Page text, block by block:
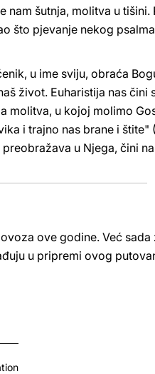
nam šutnja, molitva u
što pjevanje nekog
u ime sviju, obraća
život. Euharistija nas čini
molitva, u kojoj molimo
i trajno nas brane i štite"
u Njega, čini
ove godine. Već sada
u pripremi ovog